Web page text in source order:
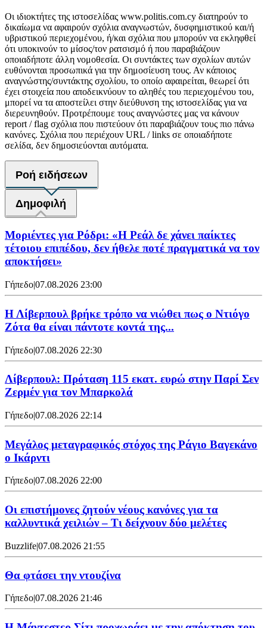
Οι ιδιοκτήτες της ιστοσελίδας www.politis.com.cy διατηρούν το
δικαίωμα να αφαιρούν σχόλια αναγνωστών, δυσφημιστικού και/ή
υβριστικού περιεχομένου, ή/και σχόλια που μπορούν να εκληφθεί
ότι υποκινούν το μίσος/τον ρατσισμό ή που παραβιάζουν
οποιαδήποτε άλλη νομοθεσία. Οι συντάκτες των σχολίων αυτών
ευθύνονται προσωπικά για την δημοσίευση τους. Αν κάποιος
αναγνώστης/συντάκτης σχολίου, το οποίο αφαιρείται, θεωρεί ότι
έχει στοιχεία που αποδεικνύουν το αληθές του περιεχομένου του,
μπορεί να τα αποστείλει στην διεύθυνση της ιστοσελίδας για να
διερευνηθούν. Προτρέπουμε τους αναγνώστες μας να κάνουν
report / flag σχόλια που πιστεύουν ότι παραβιάζουν τους πιο πάνω
κανόνες. Σχόλια που περιέχουν URL / links σε οποιαδήποτε
σελίδα, δεν δημοσιεύονται αυτόματα.
Ροή ειδήσεων
Δημοφιλή
Μοριέντες για Ρόδρι: «Η Ρεάλ δε χάνει παίκτες
τέτοιου επιπέδου, δεν ήθελε ποτέ πραγματικά να τον
αποκτήσει»
Γήπεδο|07.08.2026 23:00
Η Λίβερπουλ βρήκε τρόπο να νιώθει πως ο Ντιόγο
Ζότα θα είναι πάντοτε κοντά της...
Γήπεδο|07.08.2026 22:30
Λίβερπουλ: Πρόταση 115 εκατ. ευρώ στην Παρί Σεν
Ζερμέν για τον Μπαρκολά
Γήπεδο|07.08.2026 22:14
Μεγάλος μεταγραφικός στόχος της Ράγιο Βαγεκάνο
ο Ικάρντι
Γήπεδο|07.08.2026 22:00
Οι επιστήμονες ζητούν νέους κανόνες για τα
καλλυντικά χειλιών – Τι δείχνουν δύο μελέτες
Buzzlife|07.08.2026 21:55
Θα φτάσει την ντουζίνα
Γήπεδο|07.08.2026 21:46